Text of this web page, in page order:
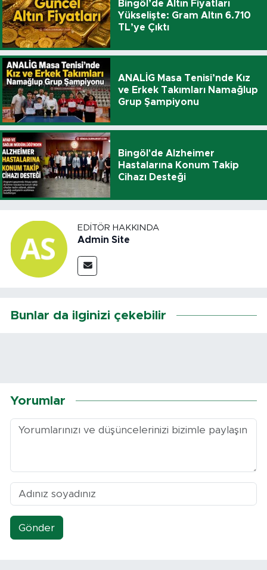
Bingöl’de Altın Fiyatları
Yükselişte: Gram Altın 6.710
TL’ye Çıktı
ANALİG Masa Tenisi’nde Kız
ve Erkek Takımları Namağlup
Grup Şampiyonu
Bingöl'de Alzheimer
Hastalarına Konum Takip
Cihazı Desteği
EDITÖR HAKKINDA
Admin Site
Bunlar da ilginizi çekebilir
Yorumlar
Gönder